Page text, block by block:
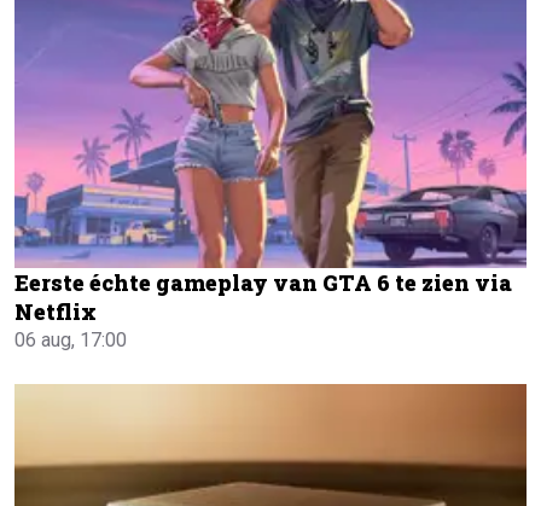
Eerste échte gameplay van GTA 6 te zien via
Netflix
06 aug, 17:00